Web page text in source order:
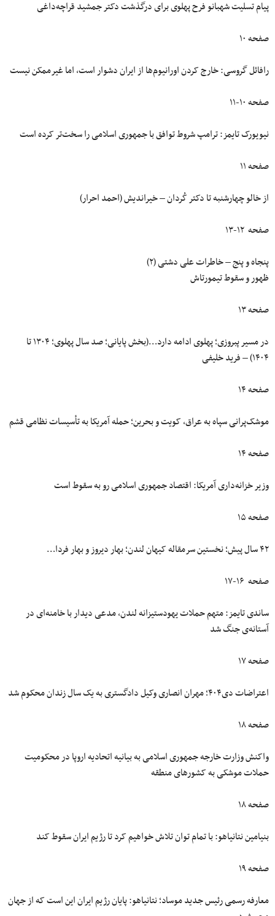
پیام تسلیت شهبانو فرح پهلوی برای درگذشت دکتر جمشید قراچه‌داغی
صفحه ۱۰
رافائل گروسی: خارج کردن اورانیوم‌ها از ایران دشوار است، اما غیرممکن نیست
صفحه ۱۰-۱۱
نیویورک‌ تایمز: ترامپ شروط توافق با جمهوری اسلامی را سخت‌تر کرده است
صفحه ۱۱
از خالو چهارشنبه تا دکتر کُردان – خیراندیش (احمد احرار)
صفحه ۱۲-۱۳
پنجاه و پنج – خاطرات علی دشتی (۲)
ظهور و سقوط تیمورتاش
صفحه ۱۳
در مسیر پبروزی؛ پهلوی ادامه دارد…(بخش پایانی؛ صد سال پهلوی؛ ۱۳۰۴ تا
۱۴۰۴) – فرید خلیفی
صفحه ۱۴
موشک‌پرانی سپاه به عراق، کویت و بحرین؛ حمله آمریکا به تأسیسات نظامی قشم
صفحه ۱۴
وزیر خزانه‌داری آمریکا: اقتصاد جمهوری اسلامی رو به سقوط است
صفحه ۱۵
۴۲ سال پیش؛ نخستین سرمقاله‌ کیهان لندن؛ بهار دیروز و بهار فردا…
صفحه ۱۶-۱۷
ساندی تایمز: متهم حملات یهودستیزانه لندن، مدعی دیدار با خامنه‌ای در
آستانه‌ی جنگ شد
صفحه ۱۷
اعتراضات دی۴۰۴؛ مهران انصاری وکیل دادگستری به یک سال زندان محکوم شد
صفحه ۱۸
واکنش وزارت خارجه جمهوری اسلامی به بیانیه اتحادیه اروپا در محکومیت
حملات موشکی به کشورهای منطقه
صفحه ۱۸
بنیامین نتانیاهو: با تمام توان تلاش‌ خواهیم کرد تا رژیم ایران سقوط کند
صفحه ۱۹
معارفه رسمی رئیس جدید موساد؛ نتانیاهو: پایان رژیم ایران این است که از جهان